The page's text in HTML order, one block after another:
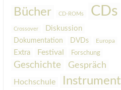
Bücher CD-ROMs CDs
Crossover Diskussion
Dokumentation DVDs Europa
Extra Festival Forschung
Geschichte Gespräch
Hochschule Instrument